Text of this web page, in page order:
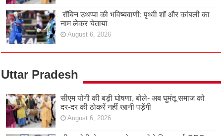
रॉबिन उथप्पा की भविष्यवाणी; पृथ्वी शॉ और कांबली का
नाम लेकर चेताया
August 6, 2026
Uttar Pradesh
सीएम योगी की बड़ी घोषणा, बोले- अब घुमंतू समाज को
दर-दर की ठोकरें नहीं खानी पड़ेंगी
August 6, 2026